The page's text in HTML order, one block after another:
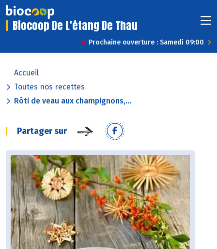
Biocoop De L'étang De Thau
Prochaine ouverture : Samedi 09:00
Accueil
Toutes nos recettes
Rôti de veau aux champignons,...
Partager sur